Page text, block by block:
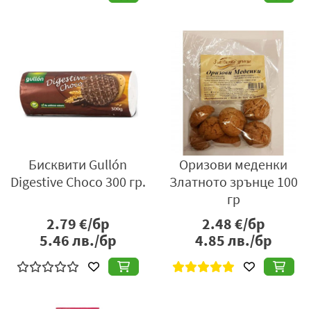
Бисквити Gullón
Digestive Choco 300 гр.
2.79€/бр
5.46лв./бр
Оризови меденки
Златното зрънце 100
гр
2.48€/бр
4.85лв./бр